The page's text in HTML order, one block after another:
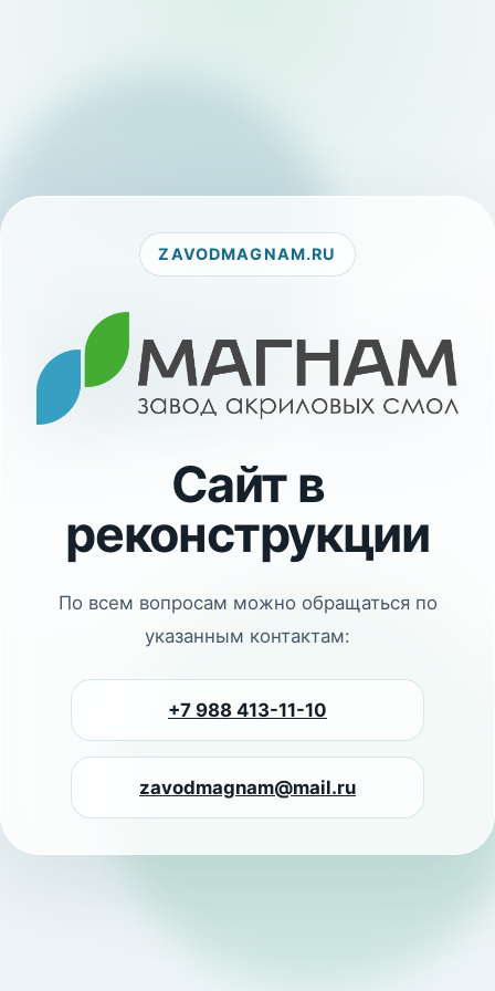
ZAVODMAGNAM.RU
Сайт в
реконструкции
По всем вопросам можно обращаться по
указанным контактам:
+7 988 413-11-10
zavodmagnam@mail.ru